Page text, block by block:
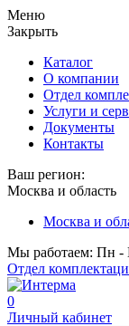
Меню
Закрыть
Каталог
О компании
Отдел
Услуги и
Документы
Контакты
Ваш регион:
Москва и область
Москва и
Мы работаем: Пн -
Отдел
0
Личный кабинет